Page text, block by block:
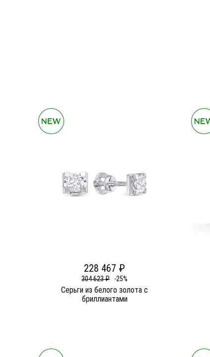
228 467 ₽
304 623 ₽ -25%
Серьги из белого золота c
бриллиантами